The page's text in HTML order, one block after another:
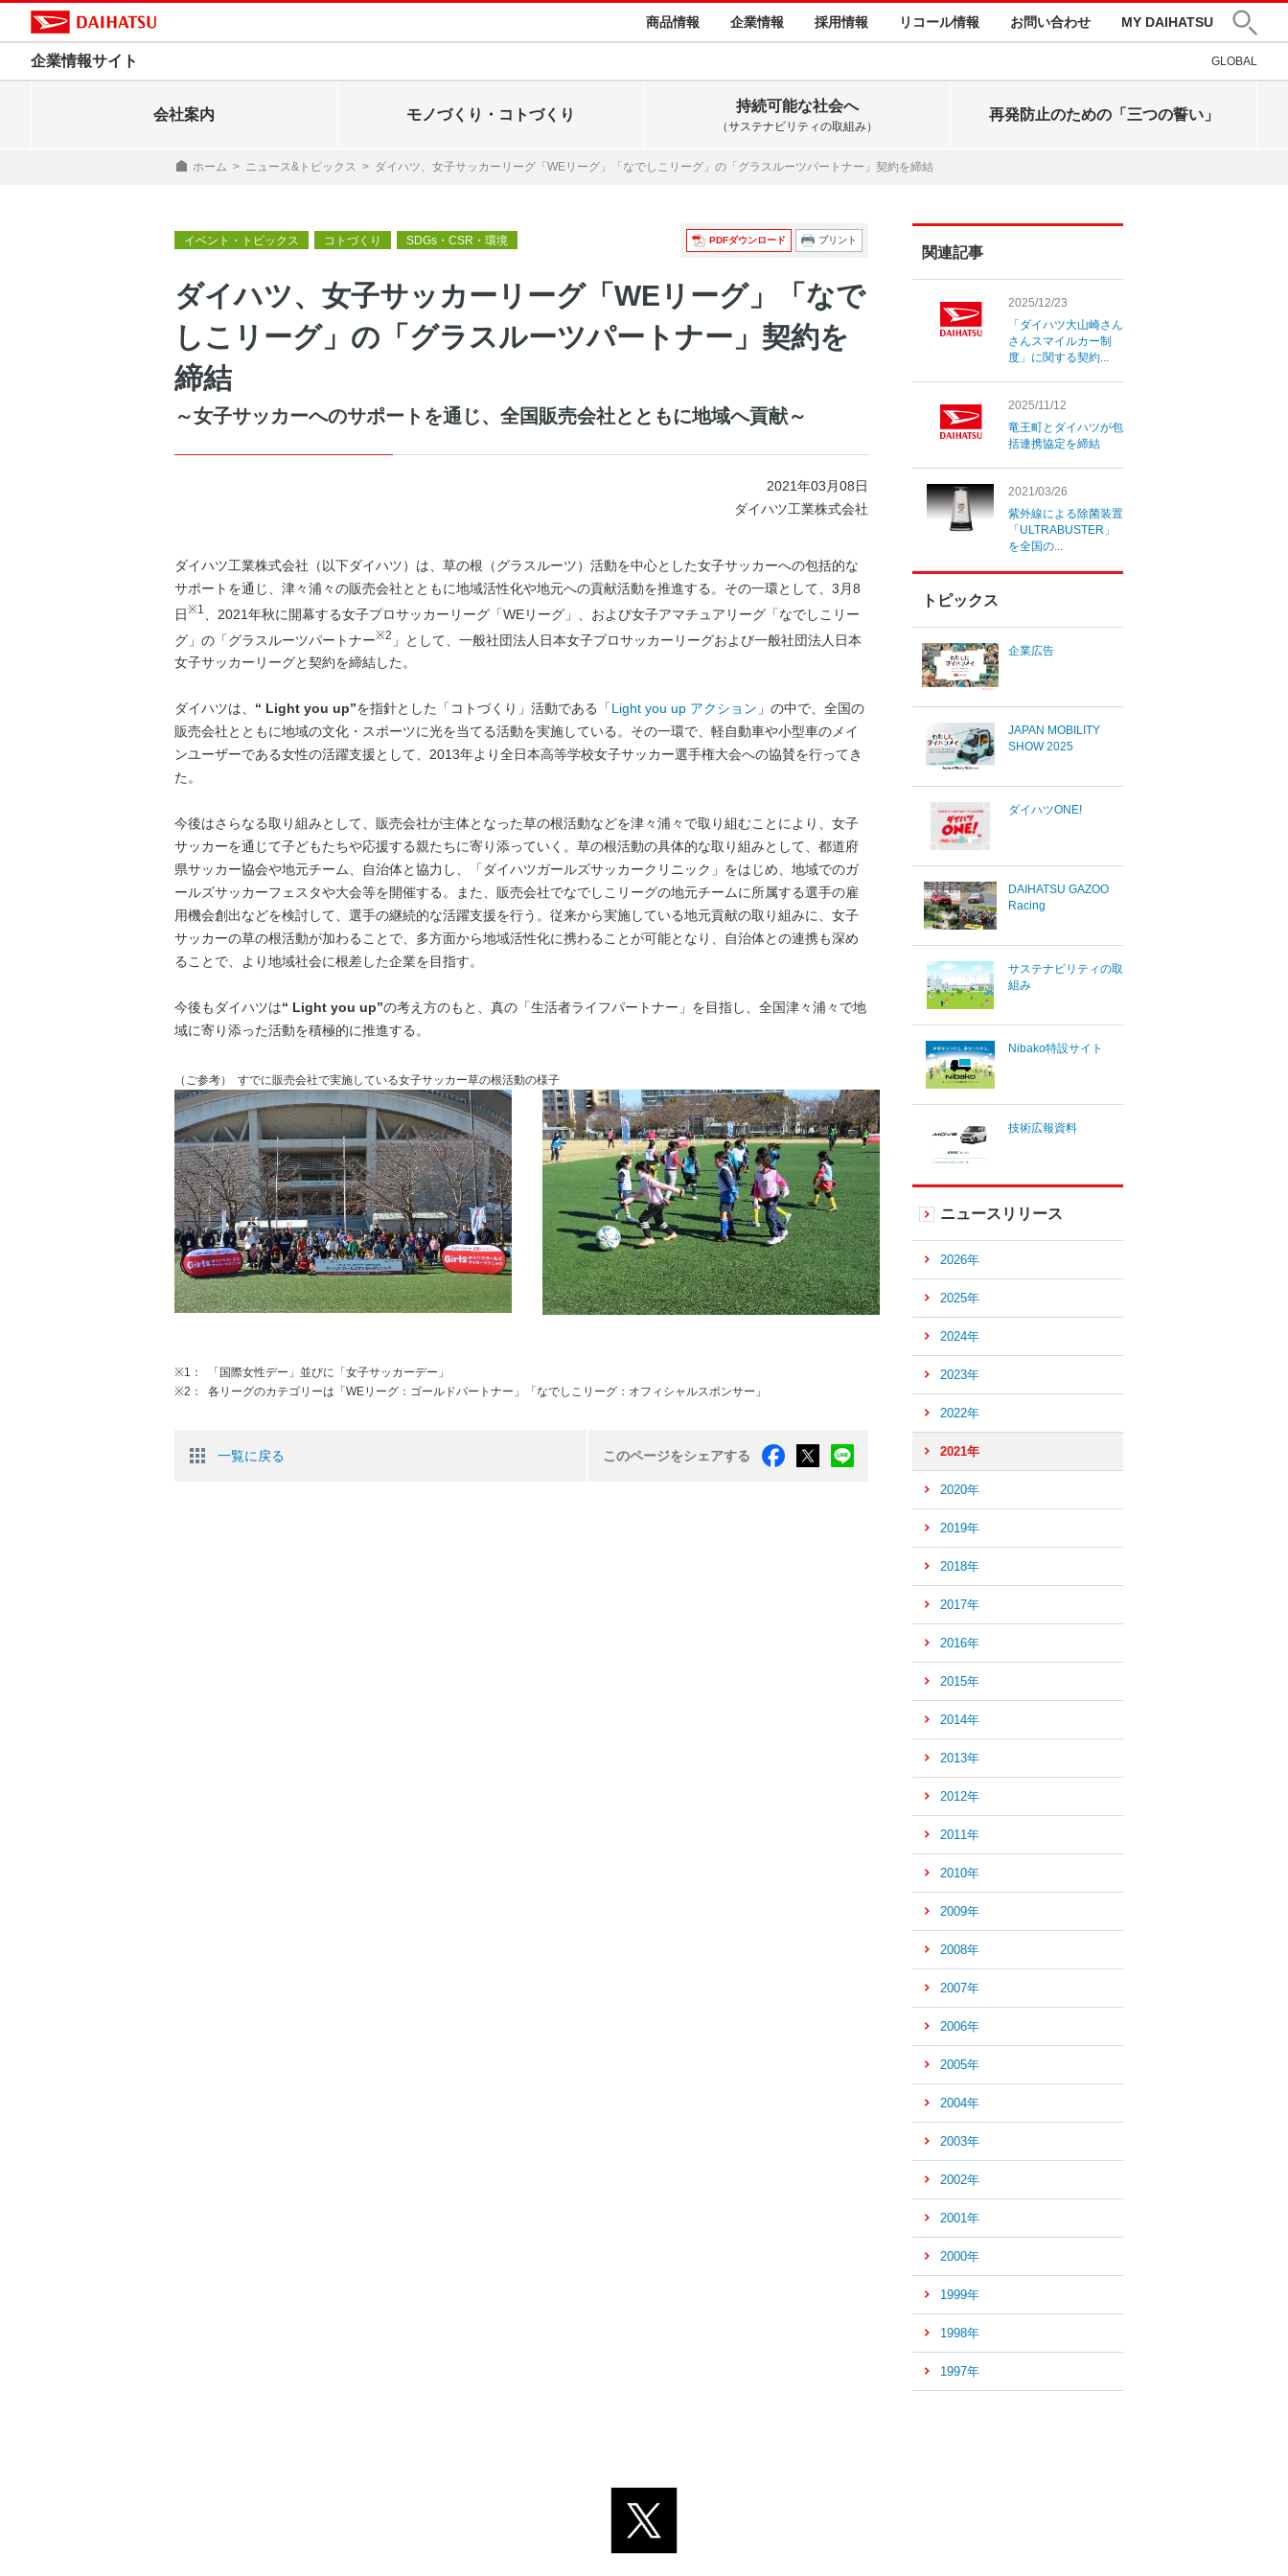
商品情報 企業情報 採用情報 リコール情報 お問い合わせ MY DAIHATSU
企業情報サイト GLOBAL
会社案内 モノづくり・コトづくり
持続可能な社会へ
（サステナビリティの取組み）
再発防止のための「三つの誓い」
ホーム > ニュース&トピックス > ダイハツ、女子サッカーリーグ「WEリーグ」「なでしこリーグ」の「グラスルーツパートナー」契約を締結
PDFダウンロード プリント
イベント・トピックス コトづくり SDGs・CSR・環境
ダイハツ、女子サッカーリーグ「WEリーグ」「なで
しこリーグ」の「グラスルーツパートナー」契約を
締結
～女子サッカーへのサポートを通じ、全国販売会社とともに地域へ貢献～
2021年03月08日
ダイハツ工業株式会社
ダイハツ工業株式会社（以下ダイハツ）は、草の根（グラスルーツ）活動を中心とした女子サッカーへの包括的な
サポートを通じ、津々浦々の販売会社とともに地域活性化や地元への貢献活動を推進する。その一環として、3月8
日※1
、2021年秋に開幕する女子プロサッカーリーグ「WEリーグ」、および女子アマチュアリーグ「なでしこリー
グ」の「グラスルーツパートナー※2 」として、一般社団法人日本女子プロサッカーリーグおよび一般社団法人日本
女子サッカーリーグと契約を締結した。
ダイハツは、 “ Light you up”を指針とした「コトづくり」活動である「Light you up アクション 」の中で、全国の
販売会社とともに地域の文化・スポーツに光を当てる活動を実施している。その一環で、軽自動車や小型車のメイ
ンユーザーである女性の活躍支援として、2013年より全日本高等学校女子サッカー選手権大会への協賛を行ってき
た。
今後はさらなる取り組みとして、販売会社が主体となった草の根活動などを津々浦々で取り組むことにより、女子
サッカーを通じて子どもたちや応援する親たちに寄り添っていく。草の根活動の具体的な取り組みとして、都道府
県サッカー協会や地元チーム、自治体と協力し、「ダイハツガールズサッカークリニック」をはじめ、地域でのガ
ールズサッカーフェスタや大会等を開催する。また、販売会社でなでしこリーグの地元チームに所属する選手の雇
用機会創出などを検討して、選手の継続的な活躍支援を行う。従来から実施している地元貢献の取り組みに、女子
サッカーの草の根活動が加わることで、多方面から地域活性化に携わることが可能となり、自治体との連携も深め
ることで、より地域社会に根差した企業を目指す。
今後もダイハツは“ Light you up”の考え方のもと、真の「生活者ライフパートナー」を目指し、全国津々浦々で地
域に寄り添った活動を積極的に推進する。
（ご参考） すでに販売会社で実施している女子サッカー草の根活動の様子
※1：
「国際女性デー」並びに「女子サッカーデー」
※2：
各リーグのカテゴリーは「WEリーグ：ゴールドパートナー」「なでしこリーグ：オフィシャルスポンサー」
一覧に戻る このページをシェアする
関連記事
2025/12/23
「ダイハツ大山崎さん
さんスマイルカー制
度」に関する契約...
2025/11/12
竜王町とダイハツが包
括連携協定を締結
2021/03/26
紫外線による除菌装置
「ULTRABUSTER」
を全国の...
トピックス
企業広告
JAPAN MOBILITY
SHOW 2025
ダイハツONE!
DAIHATSU GAZOO
Racing
サステナビリティの取
組み
Nibako特設サイト
技術広報資料
ニュースリリース
2026年
2025年
2024年
2023年
2022年
2021年
2020年
2019年
2018年
2017年
2016年
2015年
2014年
2013年
2012年
2011年
2010年
2009年
2008年
2007年
2006年
2005年
2004年
2003年
2002年
2001年
2000年
1999年
1998年
1997年